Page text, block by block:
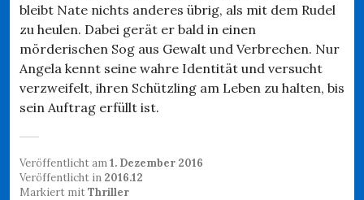
bleibt Nate nichts anderes übrig, als mit dem Rudel
zu heulen. Dabei gerät er bald in einen
mörderischen Sog aus Gewalt und Verbrechen. Nur
Angela kennt seine wahre Identität und versucht
verzweifelt, ihren Schützling am Leben zu halten, bis
sein Auftrag erfüllt ist.
Veröffentlicht am1. Dezember 2016
Veröffentlicht in 2016.12
Markiert mitThriller